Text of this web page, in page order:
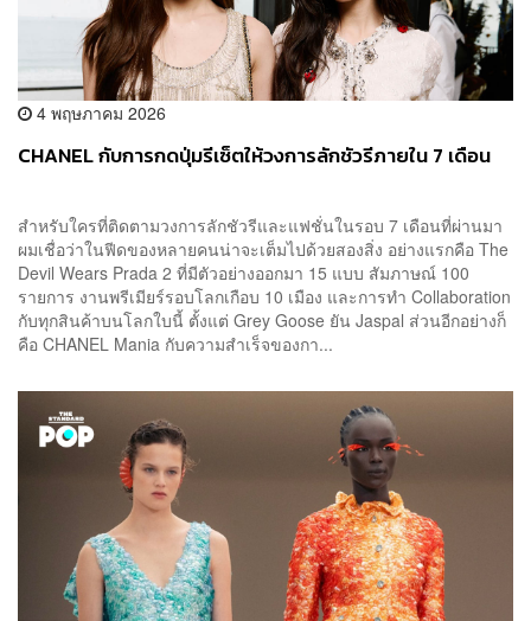
4 พฤษภาคม 2026
CHANEL กับการกดปุ่มรีเซ็ตให้วงการลักชัวรีภายใน 7 เดือน
สำหรับใครที่ติดตามวงการลักชัวรีและแฟชั่นในรอบ 7 เดือนที่ผ่านมา
ผมเชื่อว่าในฟีดของหลายคนน่าจะเต็มไปด้วยสองสิ่ง อย่างแรกคือ The
Devil Wears Prada 2 ที่มีตัวอย่างออกมา 15 แบบ สัมภาษณ์ 100
รายการ งานพรีเมียร์รอบโลกเกือบ 10 เมือง และการทำ Collaboration
กับทุกสินค้าบนโลกใบนี้ ตั้งแต่ Grey Goose ยัน Jaspal ส่วนอีกอย่างก็
คือ CHANEL Mania กับความสำเร็จของกา...